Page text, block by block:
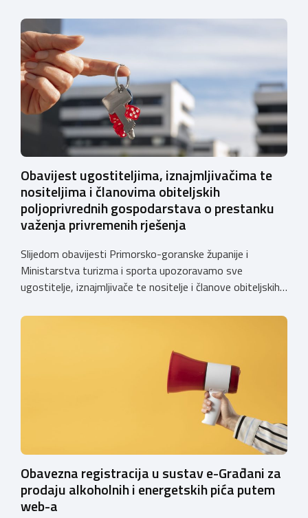
Obavijest ugostiteljima, iznajmljivačima te
nositeljima i članovima obiteljskih
poljoprivrednih gospodarstava o prestanku
važenja privremenih rješenja
Slijedom obavijesti Primorsko-goranske županije i
Ministarstva turizma i sporta upozoravamo sve
ugostitelje, iznajmljivače te nositelje i članove obiteljskih
privremenih rješenja izdanih sukladno Zakonu o
1. siječnja 2025. godine više ne mogu podnositi novi
zahtjevi za izdavanje privremenih rješenja, dok već izdana
Obavezna registracija u sustav e-Građani za
prodaju alkoholnih i energetskih pića putem
web-a